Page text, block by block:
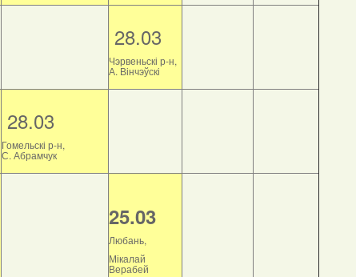
28.03
Чэрвеньскі р-н,
А. Вінчэўскі
28.03
Гомельскі р-н,
С. Абрамчук
25.03
Любань,
Мікалай
Верабей